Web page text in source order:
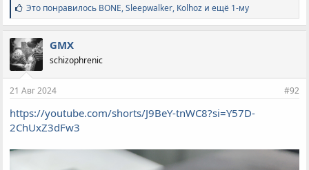
С
и
м
п
а
т
и
:
Это понравилось BONE,Sleepwalker, Kolhoz и ещё 1-му
GMX
schizophrenic
21 Авг 2024 #92
https://youtube.com/shorts/J9BeY-tnWC8?si=Y57D-
2ChUxZ3dFw3